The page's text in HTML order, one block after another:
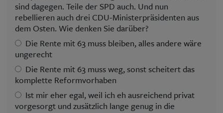
sind dagegen. Teile der SPD auch. Und nun
rebellieren auch drei CDU-Ministerpräsidenten aus
dem Osten. Wie denken Sie darüber?
Die Rente mit 63 muss bleiben, alles andere wäre
ungerecht
Die Rente mit 63 muss weg, sonst scheitert das
komplette Reformvorhaben
Ist mir eher egal, weil ich eh ausreichend privat
vorgesorgt und zusätzlich lange genug in die